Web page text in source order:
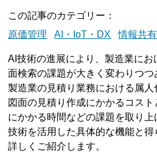
この記事のカテゴリー
原価管理
AI・IoT・DX 情報共有
AI技術の進展により、製造業にお
面検索の課題が大きく変わりつつ
製造業の見積り業務における属
図面の見積り作成にかかるコス
にかかる時間などの課題を取り上
技術を活用した具体的な機能と
詳しくご紹介します。